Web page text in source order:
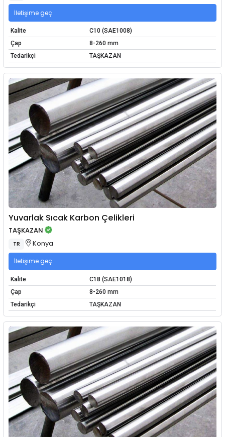
İletişime geç
Kalite
C10 (SAE1008)
Çap
8-260 mm
Tedarikçi
TAŞKAZAN
Yuvarlak Sıcak Karbon Çelikleri
TAŞKAZAN
TR Konya
İletişime geç
Kalite
C18 (SAE1018)
Çap
8-260 mm
Tedarikçi
TAŞKAZAN